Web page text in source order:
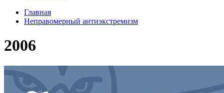
Главная
Неправомерный антиэкстремизм
2006